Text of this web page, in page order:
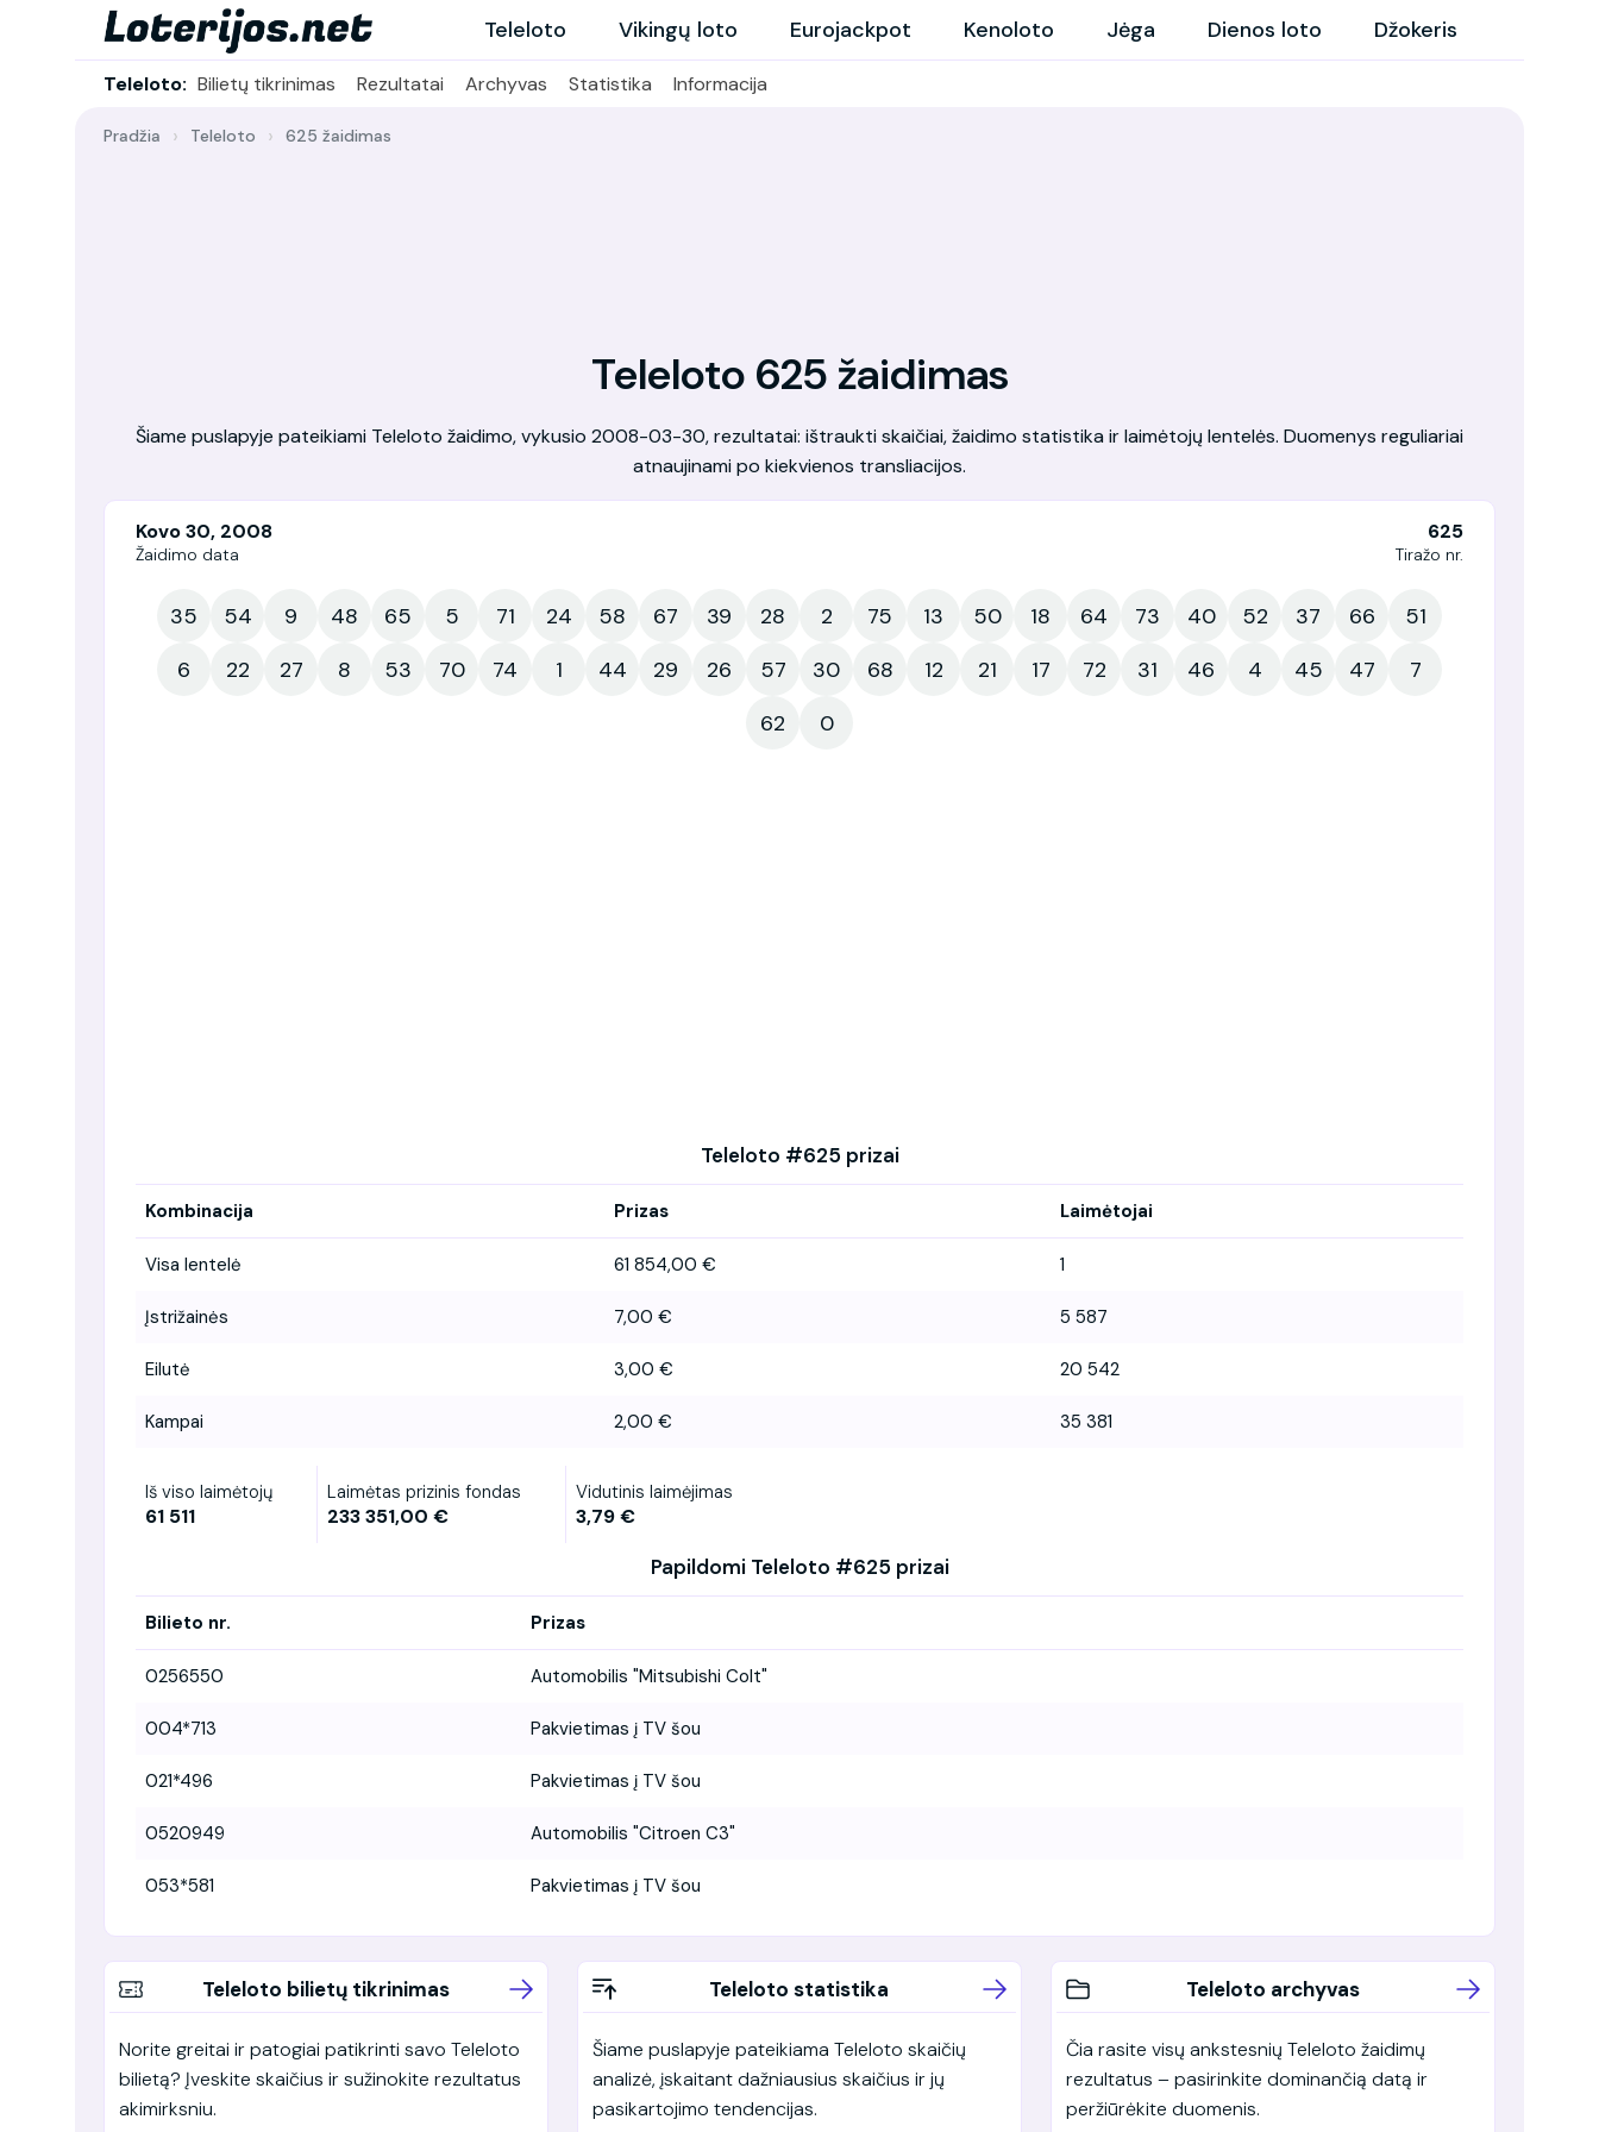
Teleloto Vikingų loto Eurojackpot Kenoloto Jėga Dienos loto Džokeris
Teleloto: Bilietų tikrinimas Rezultatai Archyvas Statistika Informacija
Pradžia Teleloto 625 žaidimas
Teleloto 625 žaidimas
Šiame puslapyje pateikiami Teleloto žaidimo, vykusio 2008-03-30, rezultatai: ištraukti skaičiai, žaidimo statistika ir laimėtojų lentelės. Duomenys reguliariai
atnaujinami po kiekvienos transliacijos.
Kovo 30, 2008
Žaidimo data
625
Tiražo nr.
35 54 9 48 65 5 71 24 58 67 39 28 2 75 13 50 18 64 73 40 52 37 66
51
6
22 27 8 53 70 74 1 44 29 26 57 30 68 12 21 17 72 31 46 4 45 47
7
62
0
Teleloto #625 prizai
Kombinacija Prizas Laimėtojai
Visa lentelė 61 854,00 € 1
Įstrižainės 7,00 € 5 587
Eilutė 3,00 € 20 542
Kampai 2,00 € 35 381
Iš viso laimėtojų
61 511
Laimėtas prizinis fondas
233 351,00 €
Vidutinis laimėjimas
3,79 €
Papildomi Teleloto #625 prizai
Bilieto nr. Prizas
0256550 Automobilis "Mitsubishi Colt"
004*713 Pakvietimas į TV šou
021*496 Pakvietimas į TV šou
0520949 Automobilis "Citroen C3"
053*581 Pakvietimas į TV šou
Teleloto bilietų tikrinimas
Norite greitai ir patogiai patikrinti savo Teleloto
bilietą? Įveskite skaičius ir sužinokite rezultatus
akimirksniu.
Teleloto statistika
Šiame puslapyje pateikiama Teleloto skaičių
analizė, įskaitant dažniausius skaičius ir jų
pasikartojimo tendencijas.
Teleloto archyvas
Čia rasite visų ankstesnių Teleloto žaidimų
rezultatus – pasirinkite dominančią datą ir
peržiūrėkite duomenis.